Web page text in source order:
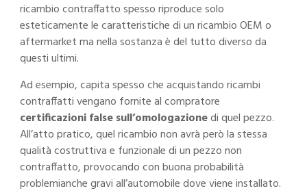
ricambio contraffatto spesso riproduce solo
esteticamente le caratteristiche di un ricambio OEM o
aftermarket ma nella sostanza è del tutto diverso da
questi ultimi.
Ad esempio, capita spesso che acquistando ricambi
contraffatti vengano fornite al compratore
certificazioni false sull’omologazionedi quel pezzo.
All’atto pratico, quel ricambio non avrà però la stessa
qualità costruttiva e funzionale di un pezzo non
contraffatto, provocando con buona probabilità
problemianche gravi all’automobile dove viene installato.